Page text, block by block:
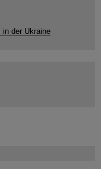
in der Ukraine